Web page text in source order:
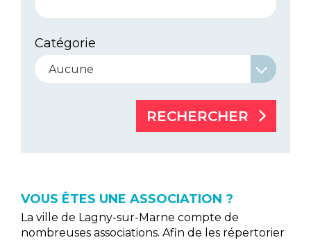
Catégorie
RECHERCHER
VOUS ÊTES UNE ASSOCIATION ?
La ville de Lagny-sur-Marne compte de
nombreuses associations. Afin de les répertorier